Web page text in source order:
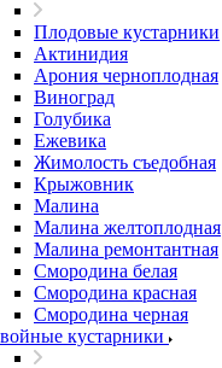
Плодовые кустарники
Актинидия
Арония черноплодная
Виноград
Голубика
Ежевика
Жимолость съедобная
Крыжовник
Малина
Малина желтоплодная
Малина ремонтантная
Смородина белая
Смородина красная
Смородина черная
кустарники